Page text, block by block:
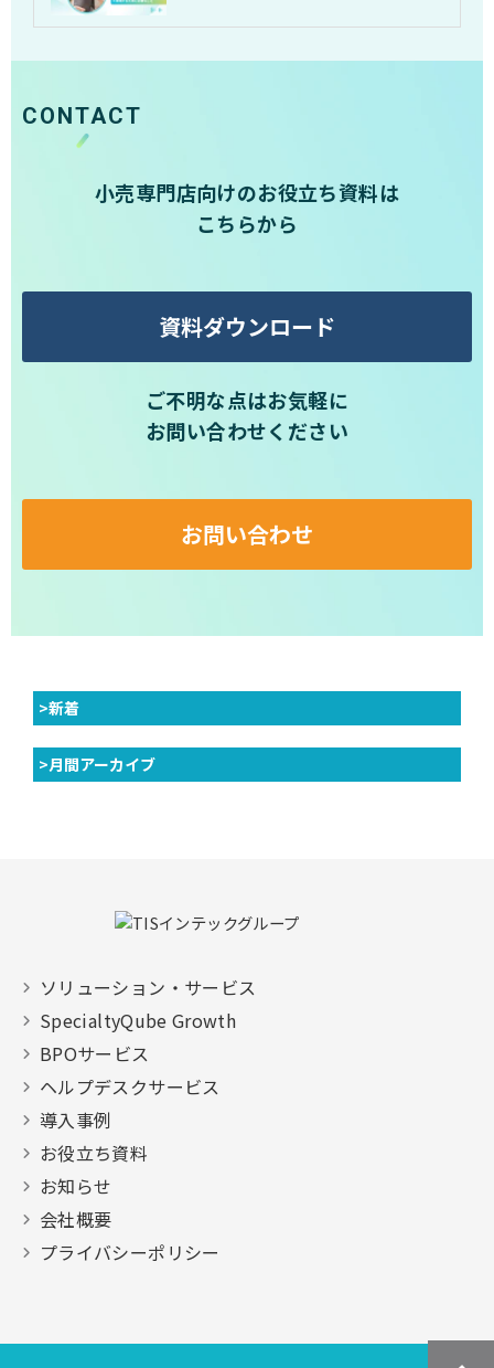
CONTACT
小売専門店向けのお役立ち資料は
こちらから
資料ダウンロード
ご不明な点はお気軽に
お問い合わせください
お問い合わせ
>新着
>月間アーカイブ
ソリューション・サービス
SpecialtyQube Growth
BPOサービス
ヘルプデスクサービス
導入事例
お役立ち資料
お知らせ
会社概要
プライバシーポリシー